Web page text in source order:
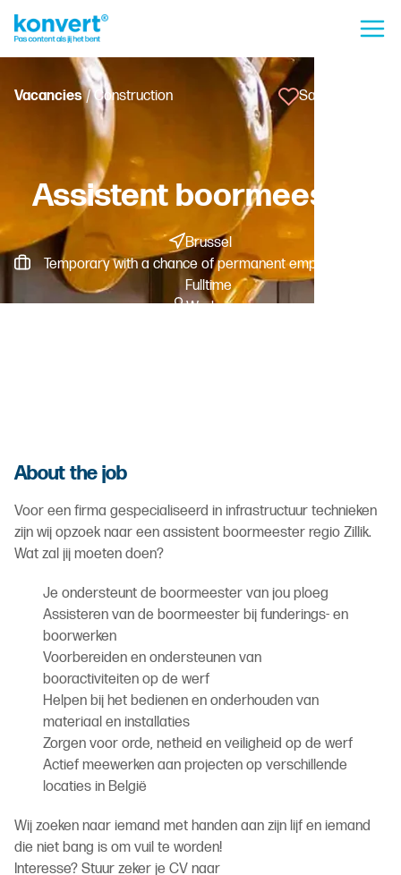
Vacancies/ Construction Save vacancy
Assistent boormeester
Brussel
Temporary with a chance of permanent employment -
Fulltime
Worker
About the job
Voor een firma gespecialiseerd in infrastructuur technieken
zijn wij opzoek naar een assistent boormeester regio Zillik.
Wat zal jij moeten doen?
Je ondersteunt de boormeester van jou ploeg
Assisteren van de boormeester bij funderings- en
boorwerken
Voorbereiden en ondersteunen van
booractiviteiten op de werf
Helpen bij het bedienen en onderhouden van
materiaal en installaties
Zorgen voor orde, netheid en veiligheid op de werf
Actief meewerken aan projecten op verschillende
locaties in België
Wij zoeken naar iemand met handen aan zijn lijf en iemand
die niet bang is om vuil te worden!
Interesse? Stuur zeker je CV naar